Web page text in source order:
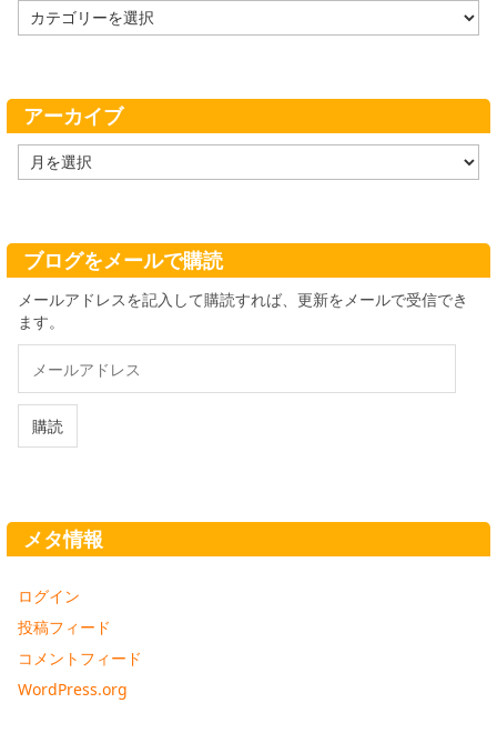
テ
ー
アーカイブ
ー
ブ
ブログをメールで購読
メールアドレスを記入して購読すれば、更新をメールで受信でき
ます。
ル
ド
購読
メタ情報
ログイン
投稿フィード
コメントフィード
WordPress.org